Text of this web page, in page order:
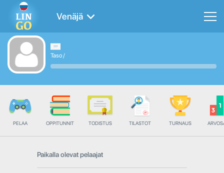
Venäjä
Taso/
PELAA OPPITUNNIT TODISTUS TILASTOT TURNAUS
Paikalla olevat pelaajat